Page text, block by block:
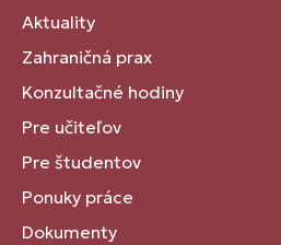
Aktuality
Zahraničná prax
Konzultačné hodiny
Pre učiteľov
Pre študentov
Ponuky práce
Dokumenty